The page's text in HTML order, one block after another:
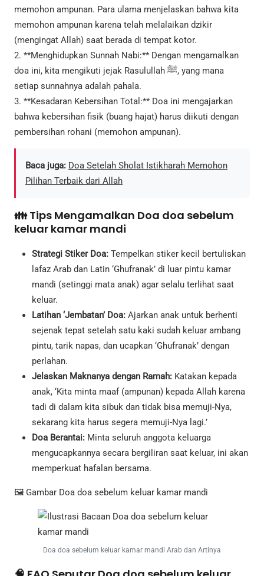
memohon ampunan. Para ulama menjelaskan bahwa kita
memohon ampunan karena telah melalaikan dzikir
(mengingat Allah) saat berada di tempat kotor.
2. **Menghidupkan Sunnah Nabi:** Dengan mengamalkan
doa ini, kita mengikuti jejak Rasulullah ﷺ, yang mana
setiap sunnahnya adalah pahala.
3. **Kesadaran Kebersihan Total:** Doa ini mengajarkan
bahwa kebersihan fisik (buang hajat) harus diikuti dengan
pembersihan rohani (memohon ampunan).
Baca juga: Doa Setelah Sholat Istikharah Memohon
Pilihan Terbaik dari Allah
👪 Tips Mengamalkan Doa doa sebelum
keluar kamar mandi
Strategi Stiker Doa: Tempelkan stiker kecil bertuliskan
lafaz Arab dan Latin ‘Ghufranak’ di luar pintu kamar
mandi (setinggi mata anak) agar selalu terlihat saat
keluar.
Latihan ‘Jembatan’ Doa: Ajarkan anak untuk berhenti
sejenak tepat setelah satu kaki sudah keluar ambang
pintu, tarik napas, dan ucapkan ‘Ghufranak’ dengan
perlahan.
Jelaskan Maknanya dengan Ramah: Katakan kepada
anak, ‘Kita minta maaf (ampunan) kepada Allah karena
tadi di dalam kita sibuk dan tidak bisa memuji-Nya,
sekarang kita harus segera memuji-Nya lagi.’
Doa Berantai: Minta seluruh anggota keluarga
mengucapkannya secara bergiliran saat keluar, ini akan
memperkuat hafalan bersama.
🖼️ Gambar Doa doa sebelum keluar kamar mandi
Doa doa sebelum keluar kamar mandi Arab dan Artinya